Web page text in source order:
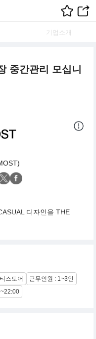
기업소개
중간관리 모십니
디자인을 THE
CONTEMPORY
고 만들겠습니다
스토어
근무인원 : 1~3인